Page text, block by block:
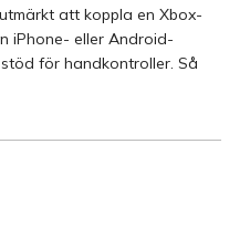
att koppla en Xbox-
iPhone- eller Android-
för handkontroller. Så